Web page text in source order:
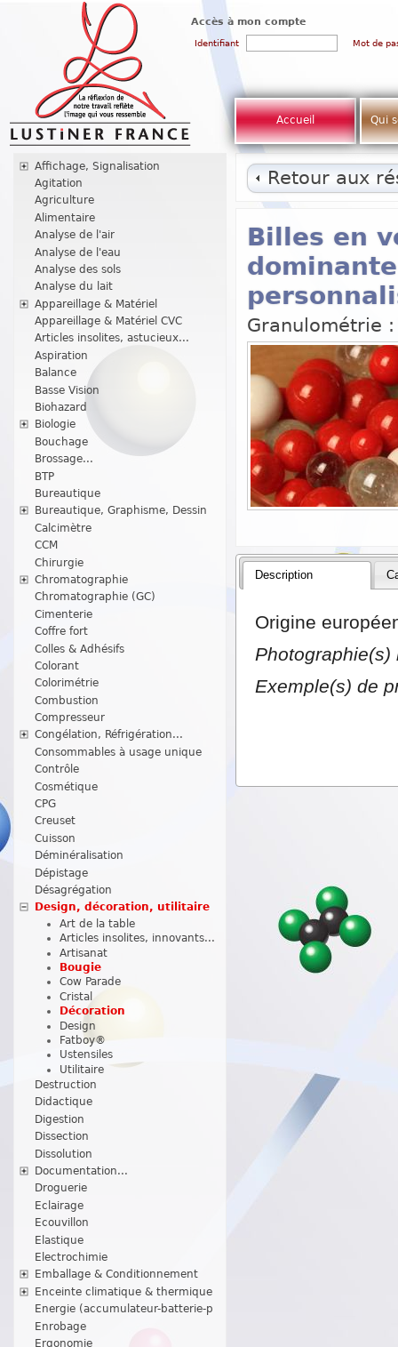
Accès à mon compte
Identifiant Mot de
Accueil Qui
Affichage, Signalisation
Agitation
Agriculture
Alimentaire
Analyse de l'air
Analyse de l'eau
Analyse des sols
Analyse du lait
Appareillage & Matériel
Appareillage & Matériel CVC
Articles insolites, astucieux...
Aspiration
Balance
Basse Vision
Biohazard
Biologie
Bouchage
Brossage...
BTP
Bureautique
Bureautique, Graphisme, Dessin
Calcimètre
CCM
Chirurgie
Chromatographie
Chromatographie (GC)
Cimenterie
Coffre fort
Colles & Adhésifs
Colorant
Colorimétrie
Combustion
Compresseur
Congélation, Réfrigération...
Consommables à usage unique
Contrôle
Cosmétique
CPG
Creuset
Cuisson
Déminéralisation
Dépistage
Désagrégation
Design, décoration, utilitaire
Art de la table
Articles insolites, innovants...
Artisanat
Bougie
Cow Parade
Cristal
Décoration
Design
Fatboy®
Ustensiles
Utilitaire
Destruction
Didactique
Digestion
Dissection
Dissolution
Documentation...
Droguerie
Eclairage
Ecouvillon
Elastique
Electrochimie
Emballage & Conditionnement
Enceinte climatique & thermique
Energie (accumulateur-batterie-p
Enrobage
Ergonomie
Retour aux
Billes en
Granulométrie
Description
Origine
Exemple(s) de